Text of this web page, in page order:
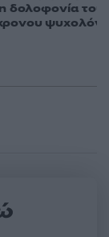
δολοφονία του